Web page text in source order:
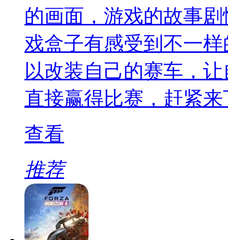
的画面，游戏的故事
戏盒子有感受到不一
以改装自己的赛车，
直接赢得比赛，赶紧
查看
推荐